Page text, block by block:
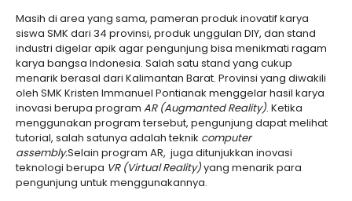
Masih di area yang sama, pameran produk inovatif karya
siswa SMK dari 34 provinsi, produk unggulan DIY, dan stand
industri digelar apik agar pengunjung bisa menikmati ragam
karya bangsa Indonesia. Salah satu stand yang cukup
menarik berasal dari Kalimantan Barat. Provinsi yang diwakili
oleh SMK Kristen Immanuel Pontianak menggelar hasil karya
inovasi berupa program AR (Augmanted Reality). Ketika
menggunakan program tersebut, pengunjung dapat melihat
tutorial, salah satunya adalah teknik computer
assembly.Selain program AR, juga ditunjukkan inovasi
teknologi berupa VR (Virtual Reality)yang menarik para
pengunjung untuk menggunakannya.